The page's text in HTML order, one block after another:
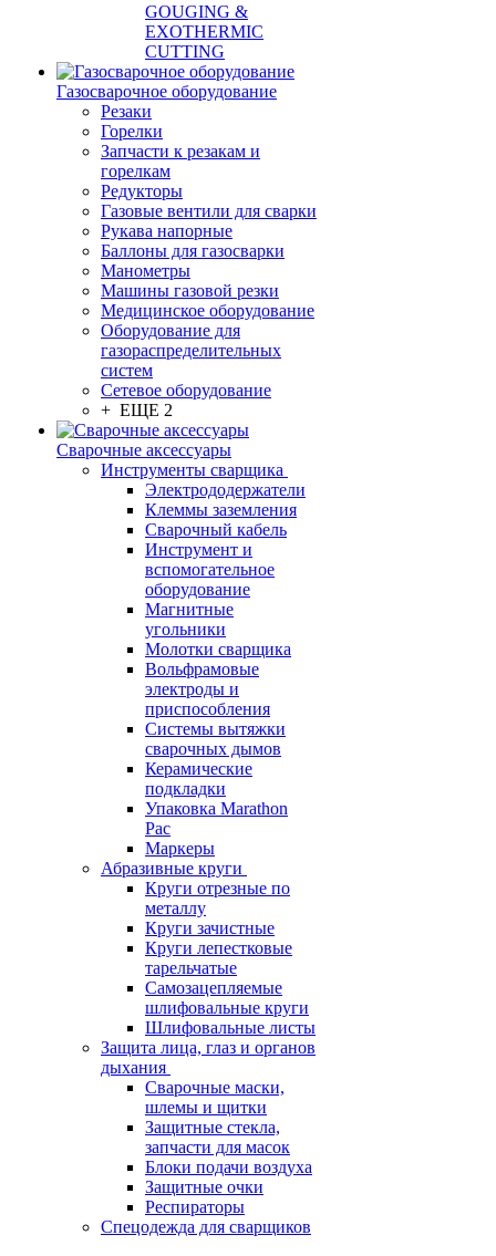
GOUGING &
EXOTHERMIC
CUTTING
Газосварочное оборудование
Резаки
Горелки
Запчасти к резакам и
горелкам
Редукторы
Газовые вентили для сварки
Рукава напорные
Баллоны для газосварки
Манометры
Машины газовой резки
Медицинское оборудование
Оборудование для
газораспределительных
систем
Сетевое оборудование
+ ЕЩЕ 2
Сварочные аксессуары
Инструменты сварщика
Электрододержатели
Клеммы заземления
Сварочный кабель
Инструмент и
вспомогательное
оборудование
Магнитные
угольники
Молотки сварщика
Вольфрамовые
электроды и
приспособления
Системы вытяжки
сварочных дымов
Керамические
подкладки
Упаковка Marathon
Pac
Маркеры
Абразивные круги
Круги отрезные по
металлу
Круги зачистные
Круги лепестковые
тарельчатые
Самозацепляемые
шлифовальные круги
Шлифовальные листы
Защита лица, глаз и органов
дыхания
Сварочные маски,
шлемы и щитки
Защитные стекла,
запчасти для масок
Блоки подачи воздуха
Защитные очки
Респираторы
Спецодежда для сварщиков